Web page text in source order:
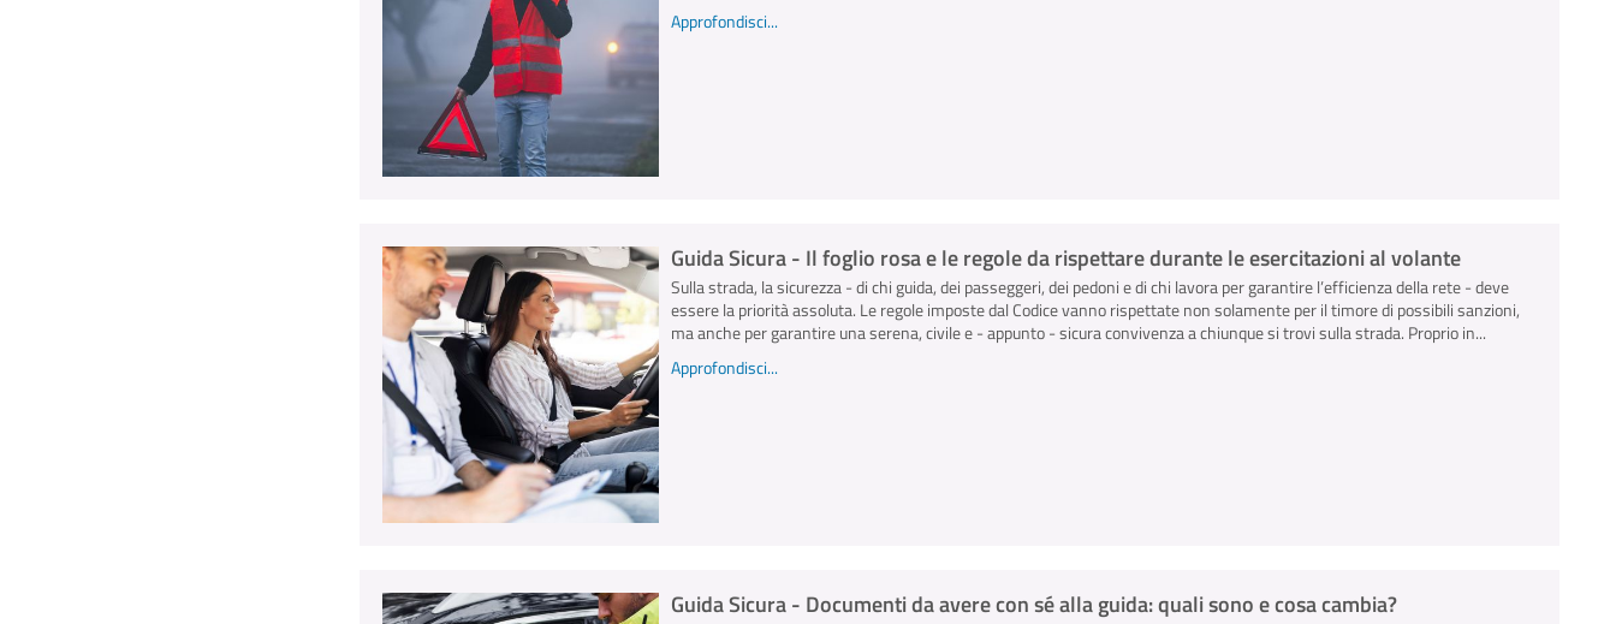
Approfondisci...
Guida Sicura - Il foglio rosa e le regole da rispettare durante le esercitazioni al volante
Sulla strada, la sicurezza - di chi guida, dei passeggeri, dei pedoni e di chi lavora per garantire l’efficienza della rete - deve
essere la priorità assoluta. Le regole imposte dal Codice vanno rispettate non solamente per il timore di possibili sanzioni,
ma anche per garantire una serena, civile e - appunto - sicura convivenza a chiunque si trovi sulla strada. Proprio in...
Approfondisci...
Guida Sicura - Documenti da avere con sé alla guida: quali sono e cosa cambia?